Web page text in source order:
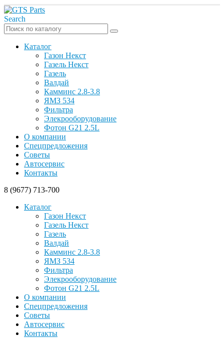
Search
Каталог
Газон Некст
Газель Некст
Газель
Валдай
Камминс 2.8-3.8
ЯМЗ 534
Фильтра
Элекрооборудование
Фотон G21 2.5L
О компании
Спецпредложения
Советы
Автосервис
Контакты
8 (9677) 713-700
Каталог
Газон Некст
Газель Некст
Газель
Валдай
Камминс 2.8-3.8
ЯМЗ 534
Фильтра
Элекрооборудование
Фотон G21 2.5L
О компании
Спецпредложения
Советы
Автосервис
Контакты